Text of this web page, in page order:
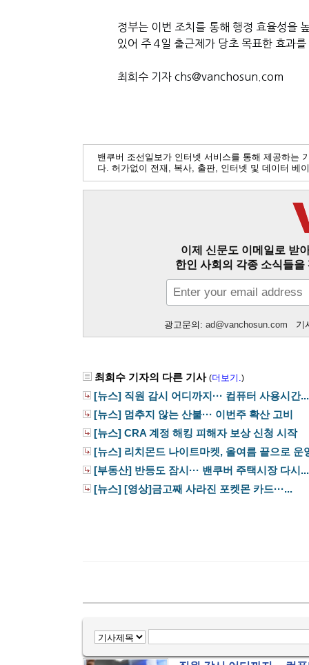
정부는 이번 조치를 통해 행정 효율성을
있어 주 4일 출근제가 당초 목표한 효과
최희수 기자 chs@vanchosun.com
밴쿠버 조선일보가 인터넷 서비스를 통해 제공하는
다. 허가없이 전재, 복사, 출판, 인터넷 및 데이터 베
이제 신문도 이메일로 받
한인 사회의 각종 소식들
광고문의: ad@vanchosun.com 기
최희수 기자의 다른 기사 (더보기.)
[뉴스] 직원 감시 어디까지··· 컴퓨터 사용시간...
[뉴스] 멈추지 않는 산불··· 이번주 확산 고비
[뉴스] CRA 계정 해킹 피해자 보상 신청 시작
[뉴스] 리치몬드 나이트마켓, 올여름 끝으로 운
[부동산] 반등도 잠시··· 밴쿠버 주택시장 다시...
[뉴스] [영상]금고째 사라진 포켓몬 카드···...